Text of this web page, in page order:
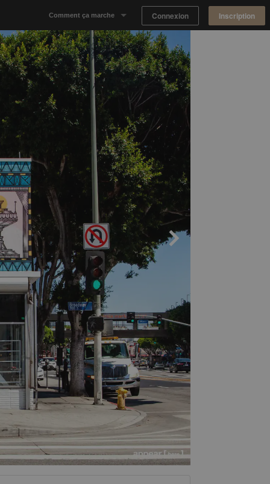
Comment ça marche
Notre concept
Proposer un espace
Trouver un espace
Tableau de Bord Propriétaire
Connexion Inscription